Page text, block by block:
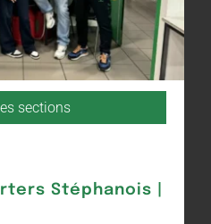
sections
Stéphanois |